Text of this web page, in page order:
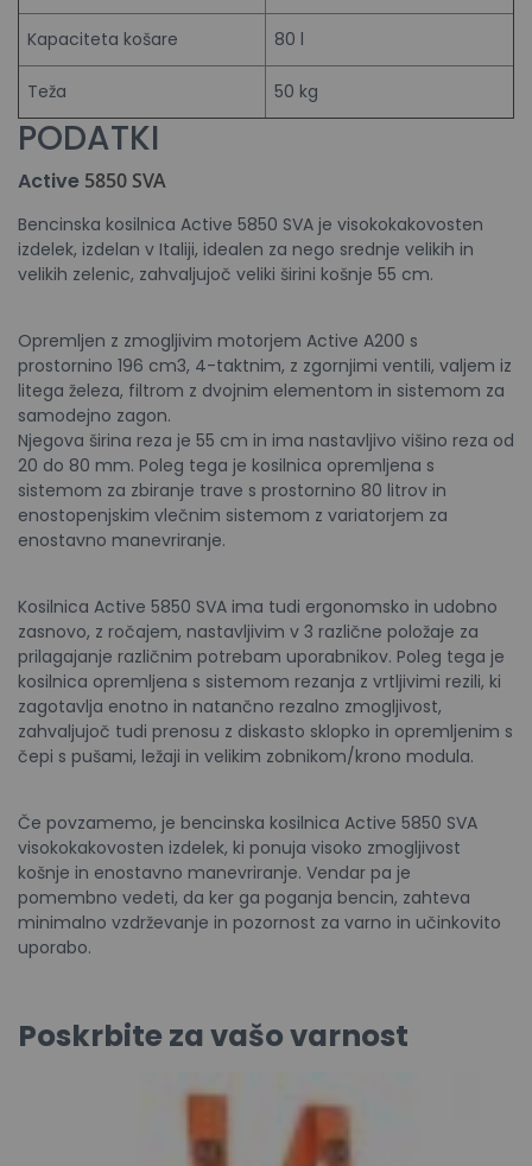
Kapaciteta košare 80 l
Teža 50 kg
PODATKI
Active 5850 SVA
Bencinska kosilnica Active 5850 SVA je visokokakovosten
izdelek, izdelan v Italiji, idealen za nego srednje velikih in
velikih zelenic, zahvaljujoč veliki širini košnje 55 cm.
Opremljen z zmogljivim motorjem Active A200 s
prostornino 196 cm3, 4-taktnim, z zgornjimi ventili, valjem iz
litega železa, filtrom z dvojnim elementom in sistemom za
samodejno zagon.
Njegova širina reza je 55 cm in ima nastavljivo višino reza od
20 do 80 mm. Poleg tega je kosilnica opremljena s
sistemom za zbiranje trave s prostornino 80 litrov in
enostopenjskim vlečnim sistemom z variatorjem za
enostavno manevriranje.
Kosilnica Active 5850 SVA ima tudi ergonomsko in udobno
zasnovo, z ročajem, nastavljivim v 3 različne položaje za
prilagajanje različnim potrebam uporabnikov. Poleg tega je
kosilnica opremljena s sistemom rezanja z vrtljivimi rezili, ki
zagotavlja enotno in natančno rezalno zmogljivost,
zahvaljujoč tudi prenosu z diskasto sklopko in opremljenim s
čepi s pušami, ležaji in velikim zobnikom/krono modula.
Če povzamemo, je bencinska kosilnica Active 5850 SVA
visokokakovosten izdelek, ki ponuja visoko zmogljivost
košnje in enostavno manevriranje. Vendar pa je
pomembno vedeti, da ker ga poganja bencin, zahteva
minimalno vzdrževanje in pozornost za varno in učinkovito
uporabo.
Poskrbite za vašo varnost